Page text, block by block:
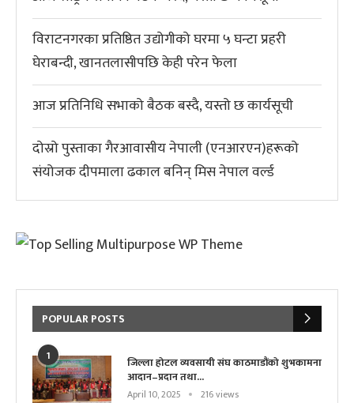
विराटनगरका प्रतिष्ठित उद्योगीको घरमा ५ घन्टा प्रहरी
घेराबन्दी, खानतलासीपछि केही परेन फेला
आज प्रतिनिधि सभाको बैठक बस्दै, यस्तो छ कार्यसूची
दोस्रो पुस्ताका गैरआवासीय नेपाली (एनआरएन)हरूको
संयोजक दीपमाला ढकाल बनिन् मिस नेपाल वर्ल्ड
POPULAR POSTS
1
जिल्ला होटल व्यवसायी संघ काठमाडौंको शुभकामना
आदान–प्रदान तथा...
April 10, 2025 216 views